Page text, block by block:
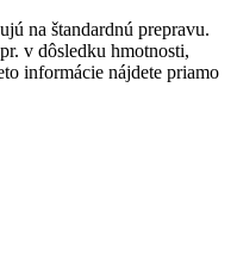
na štandardnú prepravu.
v dôsledku hmotnosti,
informácie nájdete priamo